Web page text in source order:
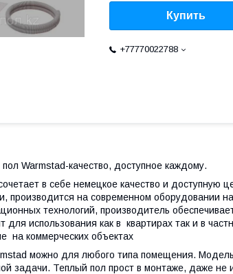
Купить
+77770022788
Warmstad-качество, доступное каждому.
в себе немецкое качество и доступную
производится на современном оборудовании
технологий, производитель
для использования как в квартирах так и в
на коммерческих объектах
можно для любого типа помещения.
задачи. Теплый пол прост в монтаже, даже не